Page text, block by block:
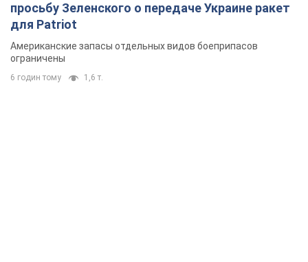
просьбу Зеленского о передаче Украине ракет
для Patriot
Американские запасы отдельных видов боеприпасов
ограничены
6 годин тому 1,6 т.